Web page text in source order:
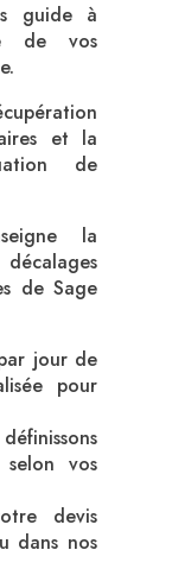
guide à
de vos
et la
de
la
décalages
de Sage
jour de
pour
selon vos
devis
dans nos